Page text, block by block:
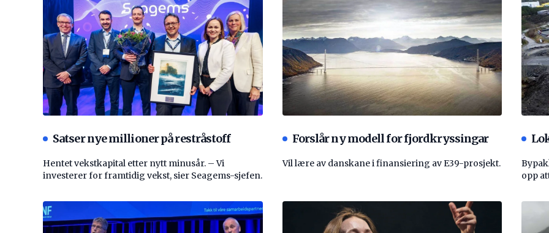
Satser nye millioner på restråstoff
Hentet vekstkapital etter nytt minusår. – Vi
investerer for framtidig vekst, sier Seagems-sjefen.
Forslår ny modell for fjordkryssingar
Vil lære av danskane i finansiering av E39-prosjekt.
opp